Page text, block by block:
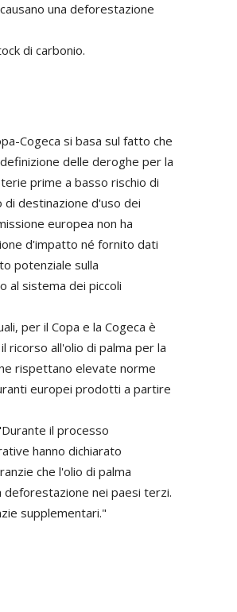
una deforestazione
di carbonio.
Cogeca si basa sul fatto che
delle deroghe per la
prime a basso rischio di
destinazione d'uso dei
europea non ha
d'impatto né fornito dati
potenziale sulla
al sistema dei piccoli
per il Copa e la Cogeca è
ricorso all'olio di palma per la
rispettano elevate norme
europei prodotti a partire
il processo
hanno dichiarato
che l'olio di palma
nei paesi terzi.
supplementari."